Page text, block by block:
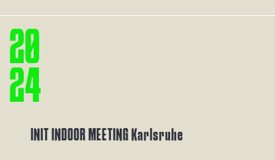
20
24
INIT INDOOR MEETING Karlsruhe